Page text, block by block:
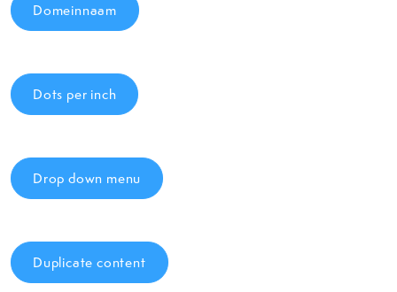
Domeinnaam
Dots per inch
Drop down menu
Duplicate content